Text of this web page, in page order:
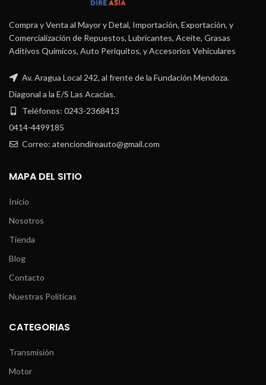
Compra y Venta al Mayor y Detal, Importación, Exportación, y
Comercialización de Repuestos, Lubricantes, Aceite, Grasas
Aditivos Químicos, Auto Periquitos, y Accesorios Vehiculares
Av. Aragua Local 242, al frente de la Fundación Mendoza.
Diagonal a la E/S Las Acacias.
Teléfonos: 0243-2368413
0414-4499185
Correo: atenciondireauto@gmail.com
MAPA DEL SITIO
Inicio
Nosotros
Tienda
Blog
Contacto
Nuestras Políticas
CATEGORIAS
Transmisión
Motor